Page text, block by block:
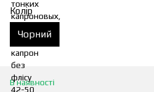
Колір
Чорний
В наявності